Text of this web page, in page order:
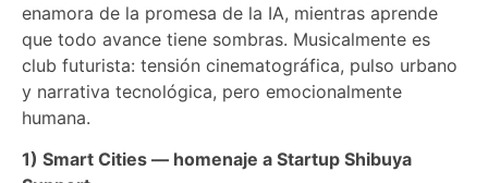
enamora de la promesa de la IA, mientras aprende
que todo avance tiene sombras. Musicalmente es
club futurista: tensión cinematográfica, pulso urbano
y narrativa tecnológica, pero emocionalmente
humana.
1) Smart Cities — homenaje a Startup Shibuya